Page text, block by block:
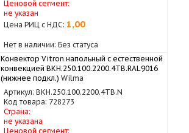
Ценовой сегмент:
не указан
Цена РИЦ с НДС: 1,00
Нет в наличии: Без статуса
Конвектор Vitron напольный с естественной
конвекцией ВКН.250.100.2200.4ТВ.RAL9016
(нижнее подкл.) Wilma
Артикул: ВКН.250.100.2200.4ТВ.N
Код товара: 728273
Страна:
не указана
Ценовой сегмент: